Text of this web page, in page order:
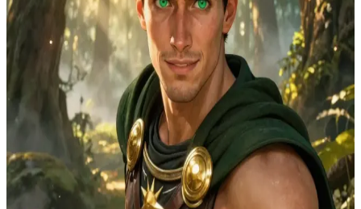
Dorian
Dorian, Koruyucu Çocukluk Arkadaşı